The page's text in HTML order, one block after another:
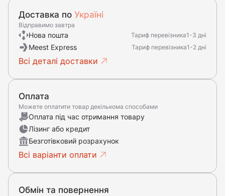
Доставка по Україні
Відправимо завтра
Нова пошта Тариф перевізника1-3 дні
Meest Express Тариф перевізника1-2 дні
Всі деталі доставки
Оплата
Можете оплатити товар декількома способами
Оплата під час отримання товару
Лізинг або кредит
Безготівковий розрахунок
Всі варіанти оплати
Обмін та повернення